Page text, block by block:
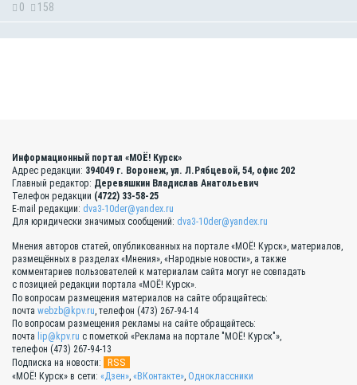
0 158
Информационный портал «МОЁ! Курск»
Адрес редакции: 394049 г. Воронеж, ул. Л.Рябцевой, 54, офис 202
Главный редактор: Деревяшкин Владислав Анатольевич
Телефон редакции (4722) 33-58-25
E-mail редакции: dva3-10der@yandex.ru
Для юридически значимых сообщений: dva3-10der@yandex.ru
Мнения авторов статей, опубликованных на портале «МОЁ! Курск», материалов,
размещённых в разделах «Мнения», «Народные новости», а также
комментариев пользователей к материалам сайта могут не совпадать
с позицией редакции портала «МОЁ! Курск».
По вопросам размещения материалов на сайте обращайтесь:
почта webzb@kpv.ru, телефон (473) 267-94-14
По вопросам размещения рекламы на сайте обращайтесь:
почта lip@kpv.ru с пометкой «Реклама на портале "МОЁ! Курск"»,
телефон (473) 267-94-13
Подписка на новости:
RSS
«МОЁ! Курск» в сети: «Дзен», «ВКонтакте», Одноклассники